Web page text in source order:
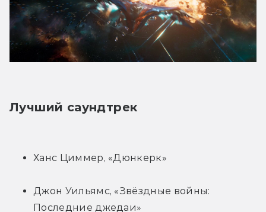
Лучший саундтрек
Ханс Циммер, «Дюнкерк»
Джон Уильямс, «Звёздные войны:
Последние джедаи»